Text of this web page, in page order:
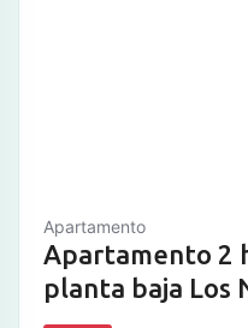
Apartamento
Apartamento 2
planta baja Los